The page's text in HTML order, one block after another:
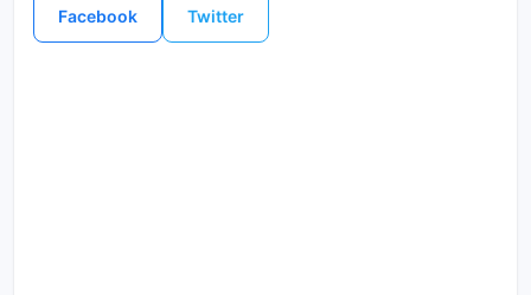
Facebook Twitter